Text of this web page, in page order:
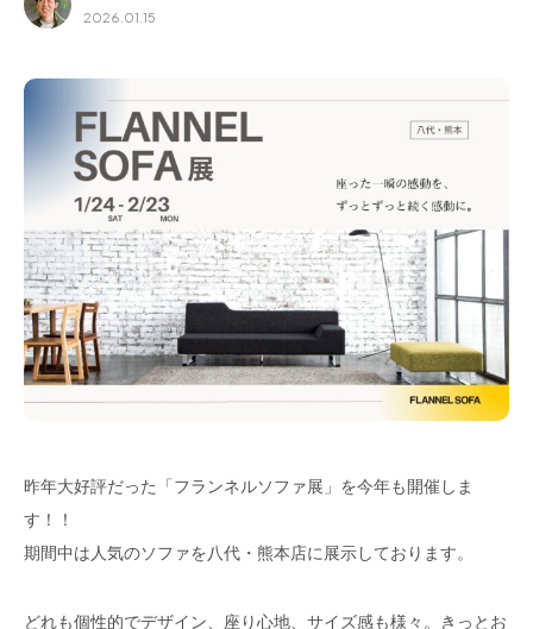
for Business
フラッグシップストア
0965-52-0323
熊本店
096-274-8175
2026.01.15
昨年大好評だった「フランネルソファ展」を今年も開催しま
す！！
期間中は人気のソファを八代・熊本店に展示しております。
どれも個性的でデザイン、座り心地、サイズ感も様々。きっとお